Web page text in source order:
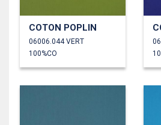
COTON POPLIN
06006.044 VERT
100%CO